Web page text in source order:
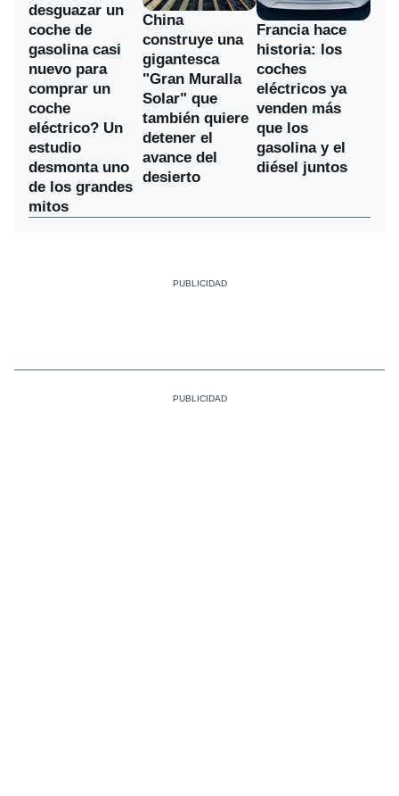
desguazar un
coche de
gasolina casi
nuevo para
comprar un
coche
eléctrico? Un
estudio
desmonta uno
de los grandes
mitos
China
construye una
gigantesca
"Gran Muralla
Solar" que
también quiere
detener el
avance del
desierto
Francia hace
historia: los
coches
eléctricos ya
venden más
que los
gasolina y el
diésel juntos